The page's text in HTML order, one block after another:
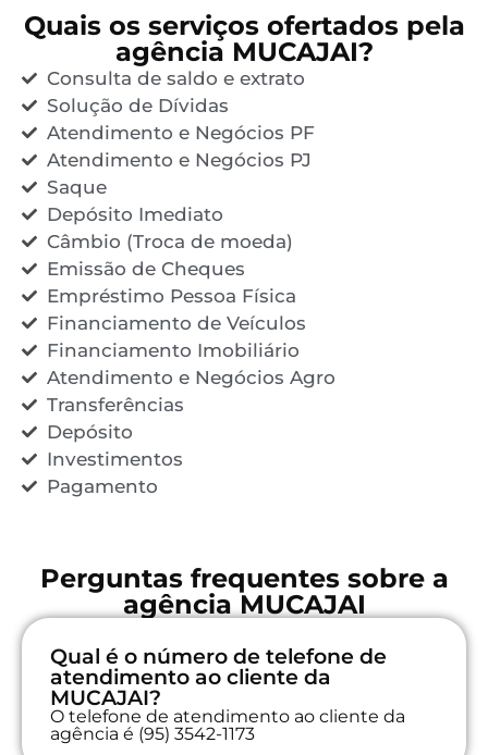
Quais os serviços ofertados pela
agência MUCAJAI?
Consulta de saldo e extrato
Solução de Dívidas
Atendimento e Negócios PF
Atendimento e Negócios PJ
Saque
Depósito Imediato
Câmbio (Troca de moeda)
Emissão de Cheques
Empréstimo Pessoa Física
Financiamento de Veículos
Financiamento Imobiliário
Atendimento e Negócios Agro
Transferências
Depósito
Investimentos
Pagamento
Perguntas frequentes sobre a
agência MUCAJAI
Qual é o número de telefone de
atendimento ao cliente da
MUCAJAI?
O telefone de atendimento ao cliente da
agência é (95) 3542-1173